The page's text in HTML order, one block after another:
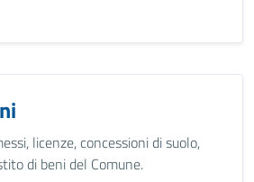
licenze, concessioni di suolo,
di beni del Comune.